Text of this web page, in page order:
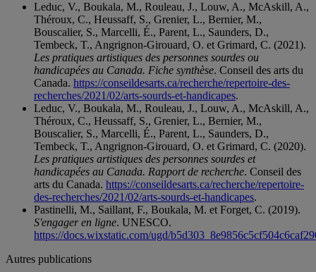
Leduc, V., Boukala, M., Rouleau, J., Louw, A., McAskill, A.,
Théroux, C., Heussaff, S., Grenier, L., Bernier, M.,
Bouscalier, S., Marcelli, É., Parent, L., Saunders, D.,
Tembeck, T., Angrignon-Girouard, O. et Grimard, C. (2021).
Les pratiques artistiques des personnes sourdes ou
handicapées au Canada. Fiche synthèse. Conseil des arts du
Canada. https://conseildesarts.ca/recherche/repertoire-des-
recherches/2021/02/arts-sourds-et-handicapes.
Leduc, V., Boukala, M., Rouleau, J., Louw, A., McAskill, A.,
Théroux, C., Heussaff, S., Grenier, L., Bernier, M.,
Bouscalier, S., Marcelli, É., Parent, L., Saunders, D.,
Tembeck, T., Angrignon-Girouard, O. et Grimard, C. (2020).
Les pratiques artistiques des personnes sourdes et
handicapées au Canada. Rapport de recherche. Conseil des
arts du Canada. https://conseildesarts.ca/recherche/repertoire-
des-recherches/2021/02/arts-sourds-et-handicapes.
Pastinelli, M., Saillant, F., Boukala, M. et Forget, C. (2019).
S'engager en ligne. UNESCO.
https://docs.wixstatic.com/ugd/
Autres publications